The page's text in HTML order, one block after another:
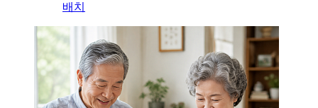
배치